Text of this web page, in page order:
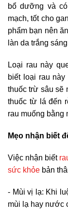
bổ dưỡng và
mạch, tốt cho
phẩm bạn nên
làn da trắng
Loại rau này
biết loại rau
thuốc trừ sâu sẽ
thuốc từ lá đến
rau muống
Mẹo nhận biết
Việc nhận biết
sức khỏe bản
- Mùi vị lạ: Khi
mùi lạ hay nước